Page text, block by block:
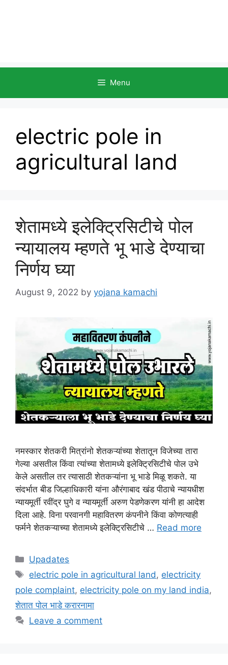
Menu
electric pole in
agricultural land
शेतामध्ये इलेक्ट्रिसिटीचे पोल
न्यायालय म्हणते भू भाडे देण्याचा
निर्णय घ्या
August 9, 2022 by yojana kamachi
नमस्कार शेतकरी मित्रांनो शेतकऱ्यांच्या शेतातून विजेच्या तारा
गेल्या असतील किंवा त्यांच्या शेतामध्ये इलेक्ट्रिसिटीचे पोल उभे
केले असतील तर त्यासाठी शेतकऱ्यांना भू भाडे मिळू शकते. या
संदर्भात बीड जिल्हाधिकारी यांना औरंगाबाद खंड पीठाचे न्यायधीश
न्यायमूर्ती रवींद्र घुगे व न्यायमूर्ती अरुण पेडणेकरण यांनी हा आदेश
दिला आहे. विना परवानगी महावितरण कंपनीने किंवा कोणत्याही
फर्मने शेतकऱ्याच्या शेतामध्ये इलेक्ट्रिसिटीचे … Read more
Categories
Upadates
Tags
electric pole in agricultural land , electricity
pole complaint, electricity pole on my land india,
शेतात पोल भाडे करारनामा
Leave a comment